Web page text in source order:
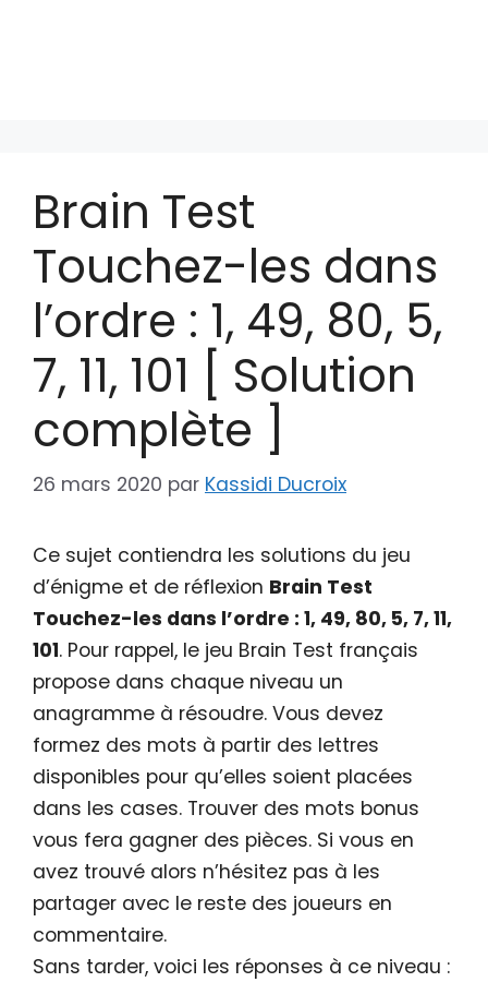
Brain Test
Touchez-les dans
l’ordre : 1, 49, 80, 5,
7, 11, 101 [ Solution
complète ]
26 mars 2020 par Kassidi Ducroix
Ce sujet contiendra les solutions du jeu
d’énigme et de réflexion Brain Test
Touchez-les dans l’ordre : 1, 49, 80, 5, 7, 11,
101. Pour rappel, le jeu Brain Test français
propose dans chaque niveau un
anagramme à résoudre. Vous devez
formez des mots à partir des lettres
disponibles pour qu’elles soient placées
dans les cases. Trouver des mots bonus
vous fera gagner des pièces. Si vous en
avez trouvé alors n’hésitez pas à les
partager avec le reste des joueurs en
commentaire.
Sans tarder, voici les réponses à ce niveau :